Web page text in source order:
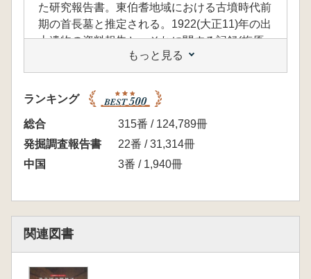
た研究報告書。東伯耆地域における古墳時代前
期の首長墓と推定される。1922(大正11)年の出
土遺物の資料報告と、それに関する記録(梅原
考古資料)の紹介を主な内容とする。巻末には
出土遺物(銅鏡、鉄製武器、農工具等)のカラー
図版を掲載。
【目次】
例 言
第1章 研究の目的と経過
1 研究の目的 岩本 崇
3 既往の報告と梅原考古資料 岩本 崇
田 健一
もっと見る
ランキング
総合
315番 / 124,789冊
発掘調査報告書
22番 / 31,314冊
中国
3番 / 1,940冊
関連図書